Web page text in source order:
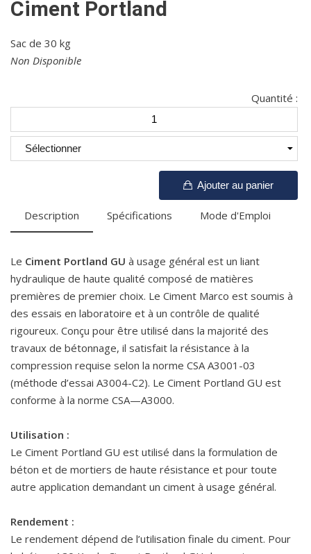
Ciment Portland
Sac de 30 kg
Non Disponible
Quantité :
Ajouter au panier
Description Spécifications Mode d'Emploi
Le Ciment Portland GU à usage général est un liant
hydraulique de haute qualité composé de matières
premières de premier choix. Le Ciment Marco est soumis à
des essais en laboratoire et à un contrôle de qualité
rigoureux. Conçu pour être utilisé dans la majorité des
travaux de bétonnage, il satisfait la résistance à la
compression requise selon la norme CSA A3001-03
(méthode d’essai A3004-C2). Le Ciment Portland GU est
conforme à la norme CSA—A3000.
Utilisation :
Le Ciment Portland GU est utilisé dans la formulation de
béton et de mortiers de haute résistance et pour toute
autre application demandant un ciment à usage général.
Rendement :
Le rendement dépend de l’utilisation finale du ciment. Pour